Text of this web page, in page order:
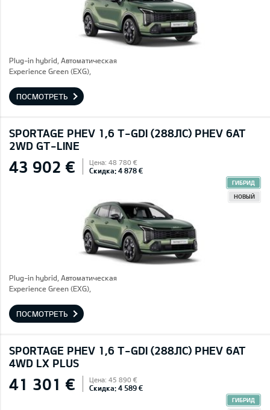
Plug-in hybrid, Автоматическая
Experience Green (EXG),
ПОСМОТРЕТЬ
SPORTAGE PHEV 1,6 T-GDI (288ЛС) PHEV 6AT
2WD GT-LINE
43 902 € Цена: 48 780 €
Скидка: 4 878 €
ГИБРИД
НОВЫЙ
Plug-in hybrid, Автоматическая
Experience Green (EXG),
ПОСМОТРЕТЬ
SPORTAGE PHEV 1,6 T-GDI (288ЛС) PHEV 6AT
4WD LX PLUS
41 301 € Цена: 45 890 €
Скидка: 4 589 €
ГИБРИД